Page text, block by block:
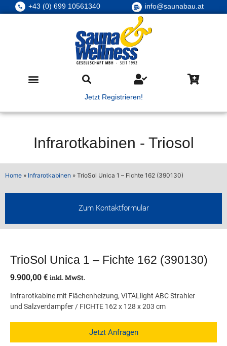
+43 (0) 699 10561340 info@saunabau.at
Jetzt Registrieren!
Infrarotkabinen - Triosol
Home » Infrarotkabinen » TrioSol Unica 1 – Fichte 162 (390130)
Zum Kontaktformular
TrioSol Unica 1 – Fichte 162 (390130)
9.900,00€ inkl. MwSt.
Infrarotkabine mit Flächenheizung, VITALlight ABC Strahler
und Salzverdampfer / FICHTE 162 x 128 x 203 cm
Jetzt Anfragen